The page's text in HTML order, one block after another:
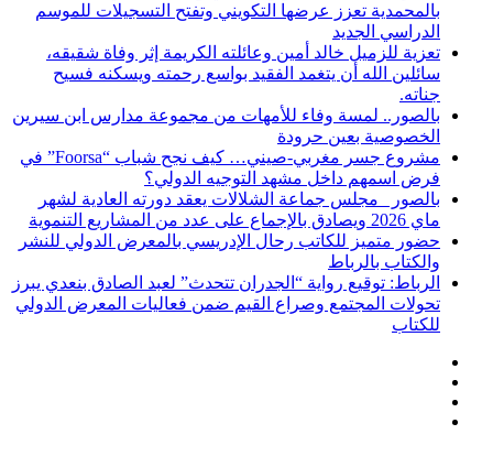
بالمحمدية تعزز عرضها التكويني وتفتح التسجيلات للموسم
الدراسي الجديد
تعزية للزميل خالد أمين وعائلته الكريمة إثر وفاة شقيقه،
سائلين الله أن يتغمد الفقيد بواسع رحمته ويسكنه فسيح
جناته.
بالصور.. لمسة وفاء للأمهات من مجموعة مدارس ابن سيرين
الخصوصية بعين حرودة
مشروع جسر مغربي-صيني… كيف نجح شباب “Foorsa” في
فرض اسمهم داخل مشهد التوجيه الدولي؟
بالصور _مجلس جماعة الشلالات يعقد دورته العادية لشهر
ماي 2026 ويصادق بالإجماع على عدد من المشاريع التنموية
حضور متميز للكاتب رحال الإدريسي بالمعرض الدولي للنشر
والكتاب بالرباط
الرباط: توقيع رواية “الجدران تتحدث” لعبد الصادق بنعدي يبرز
تحولات المجتمع وصراع القيم ضمن فعاليات المعرض الدولي
للكتاب